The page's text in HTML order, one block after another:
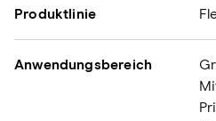
Produktlinie
Anwendungsbereich